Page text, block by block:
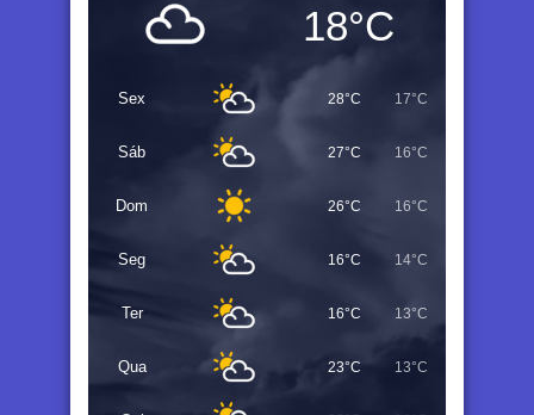
18°C
Sex 28°C 17°C
Sáb 27°C 16°C
Dom 26°C 16°C
Seg 16°C 14°C
Ter 16°C 13°C
Qua 23°C 13°C